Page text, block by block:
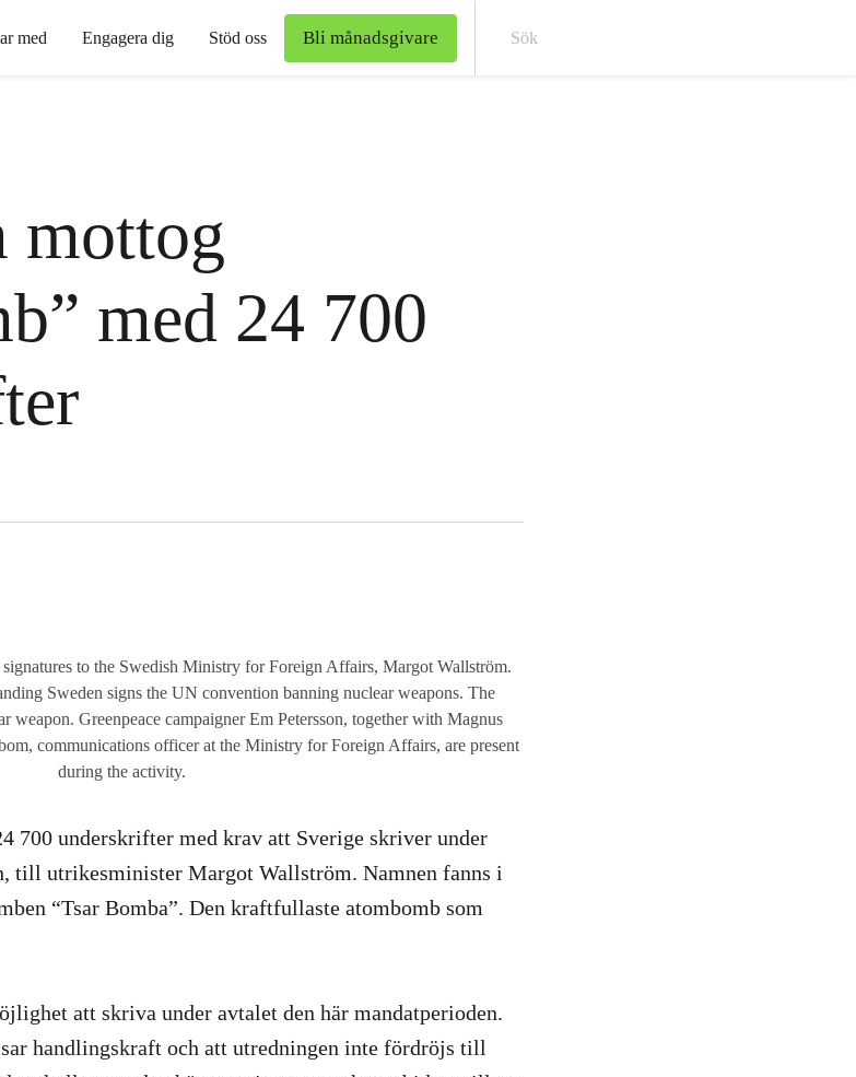
med Engagera dig Stöd oss Bli månadsgivare
mottog
med 24 700
to the Swedish Ministry for Foreign Affairs, Margot Wallström.
Sweden signs the UN convention banning nuclear weapons. The
weapon. Greenpeace campaigner Em Petersson, together with Magnus
communications officer at the Ministry for Foreign Affairs, are present
during the activity.
700 underskrifter med krav att Sverige skriver under
till utrikesminister Margot Wallström. Namnen fanns i
“Tsar Bomba”. Den kraftfullaste atombomb som
att skriva under avtalet den här mandatperioden.
handlingskraft och att utredningen inte fördröjs till